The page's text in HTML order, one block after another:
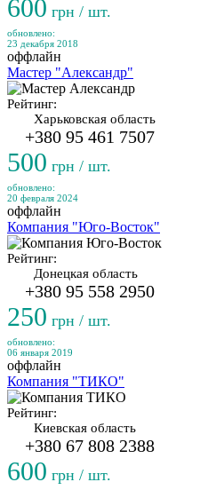
600 грн / шт.
обновлено:
23 декабря 2018
оффлайн
Мастер "Александр"
Рейтинг:
Харьковская область
+380 95 461 7507
500 грн / шт.
обновлено:
20 февраля 2024
оффлайн
Компания "Юго-Восток"
Рейтинг:
Донецкая область
+380 95 558 2950
250 грн / шт.
обновлено:
06 января 2019
оффлайн
Компания "ТИКО"
Рейтинг:
Киевская область
+380 67 808 2388
600 грн / шт.